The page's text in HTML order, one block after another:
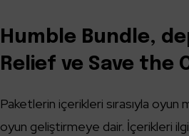
Humble Bundle,
Relief ve Save the
Paketlerin içerikleri sırasıyla oyun
oyun geliştirmeye dair. İçerikleri